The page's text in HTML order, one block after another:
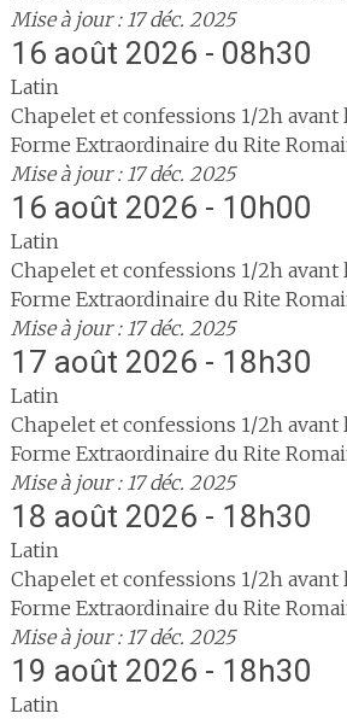
Mise à jour : 17 déc. 2025
16 août 2026 - 08h30
Latin
Chapelet et confessions 1/2h avant
Forme Extraordinaire du Rite
Mise à jour : 17 déc. 2025
16 août 2026 - 10h00
Latin
Chapelet et confessions 1/2h avant
Forme Extraordinaire du Rite
Mise à jour : 17 déc. 2025
17 août 2026 - 18h30
Latin
Chapelet et confessions 1/2h avant
Forme Extraordinaire du Rite
Mise à jour : 17 déc. 2025
18 août 2026 - 18h30
Latin
Chapelet et confessions 1/2h avant
Forme Extraordinaire du Rite
Mise à jour : 17 déc. 2025
19 août 2026 - 18h30
Latin